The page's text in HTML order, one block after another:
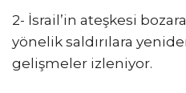
2- İsrail’in ateşkesi
yönelik saldırılara
gelişmeler izleniyor.